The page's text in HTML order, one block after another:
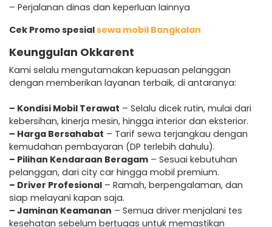
– Perjalanan dinas dan keperluan lainnya
Cek Promo spesialsewa mobil Bangkalan
Keunggulan Okkarent
Kami selalu mengutamakan kepuasan pelanggan
dengan memberikan layanan terbaik, di antaranya:
– Kondisi Mobil Terawat – Selalu dicek rutin, mulai dari
kebersihan, kinerja mesin, hingga interior dan eksterior.
– Harga Bersahabat – Tarif sewa terjangkau dengan
kemudahan pembayaran (DP terlebih dahulu).
– Pilihan Kendaraan Beragam – Sesuai kebutuhan
pelanggan, dari city car hingga mobil premium.
– Driver Profesional – Ramah, berpengalaman, dan
siap melayani kapan saja.
– Jaminan Keamanan – Semua driver menjalani tes
kesehatan sebelum bertugas untuk memastikan